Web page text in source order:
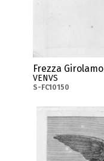
Frezza Girolamo
VENVS
S-FC10150